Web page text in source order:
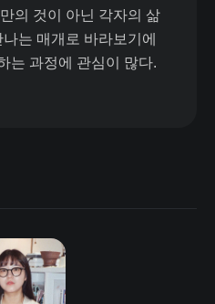
의 것이 아닌 각자의 삶
는 매개로 바라보기에
는 과정에 관심이 많다.